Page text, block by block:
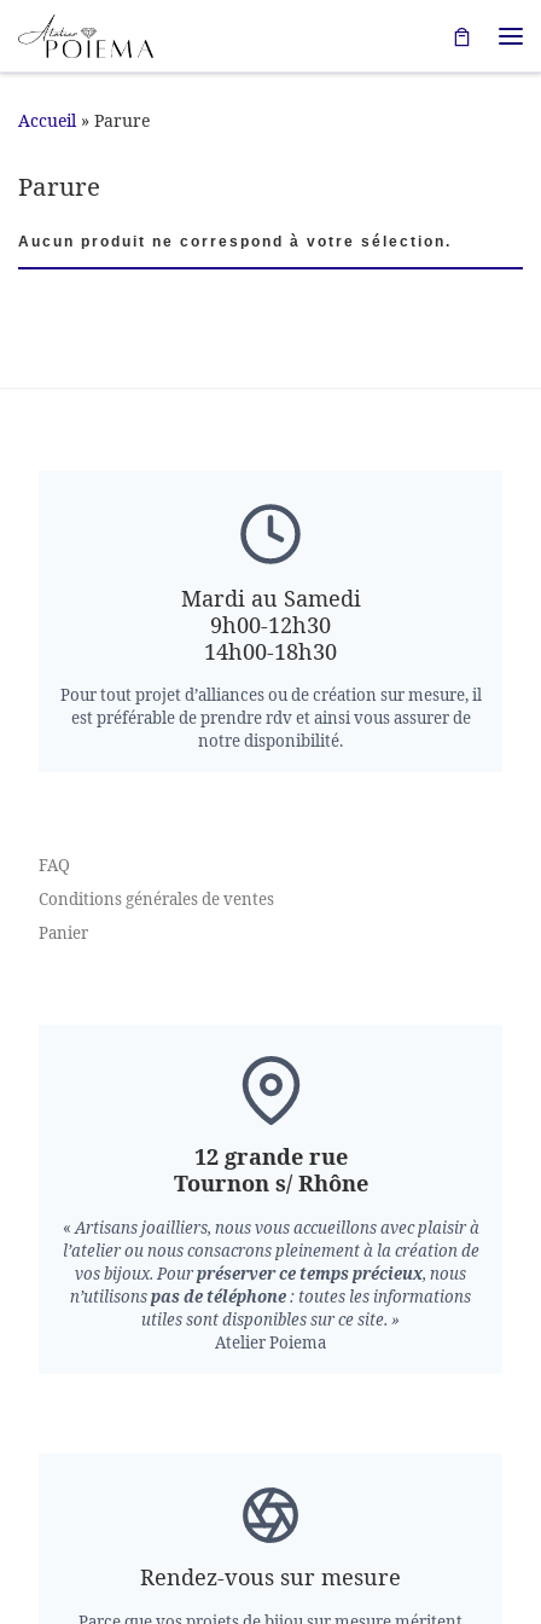
Passer au contenu
Accueil » Parure
Parure
Aucun produit ne correspond à votre sélection.
Mardi au Samedi
9h00-12h30
14h00-18h30
Pour tout projet d’alliances ou de création sur mesure, il
est préférable de prendre rdv et ainsi vous assurer de
notre disponibilité.
FAQ
Conditions générales de ventes
Panier
12 grande rue
Tournon s/ Rhône
«Artisans joailliers, nous vous accueillons avec plaisir à
l’atelier ou nous consacrons pleinement à la création de
vos bijoux. Pourpréserver ce temps précieux, nous
n’utilisonspas de téléphone: toutes les informations
utiles sont disponibles sur ce site. »
Atelier Poiema
Rendez-vous sur mesure